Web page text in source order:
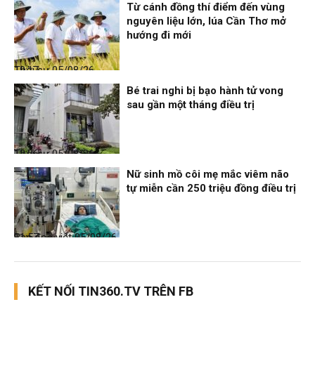
Thời sự
05/08/26, 19:17
Từ cánh đồng thí điểm đến vùng
nguyên liệu lớn, lúa Cần Thơ mở
hướng đi mới
Thời sự
05/08/26, 12:06
Bé trai nghi bị bạo hành tử vong
sau gần một tháng điều trị
Bạn đọc viết
05/08/26, 11:57
Nữ sinh mồ côi mẹ mắc viêm não
tự miễn cần 250 triệu đồng điều trị
KẾT NỐI TIN360.TV TRÊN FB